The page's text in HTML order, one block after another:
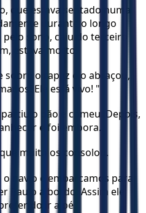
que estava sentado numa
durante o longo
sono, caiu do terceiro
estava morto.
sobre o rapaz e o abraçou,
Ele está vivo! "
o pão e comeu. Depois,
e foi embora.
muito os consolou.
navio e embarcamos para
Paulo a bordo. Assim ele
ir a pé.